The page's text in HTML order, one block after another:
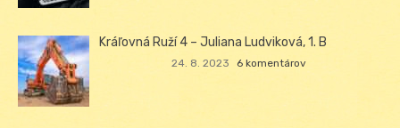
Kráľovná Ruží 4 – Juliana Ludviková, 1. B
24. 8. 2023 6 komentárov